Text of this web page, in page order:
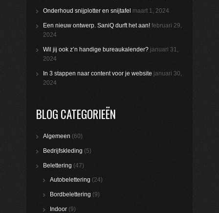
Onderhoud snijplotter en snijtafel maart 1, 2024
Een nieuw ontwerp. SaniQ durft het aan! februari 29,
2024
Wil jij ook z’n handige bureaukalender? januari 31,
2024
In 3 stappen naar content voor je website januari 30,
2024
BLOG CATEGORIEËN
Algemeen (60)
Bedrijfskleding (5)
Belettering (47)
Autobelettering (24)
Bordbelettering (9)
Indoor (9)